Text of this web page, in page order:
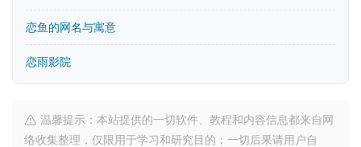
恋鱼的网名与寓意
恋雨影院
温馨提示：本站提供的一切软件、教程和内容信息都来自网
络收集整理，仅限用于学习和研究目的；一切后果请用户自